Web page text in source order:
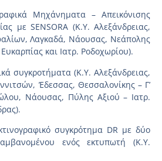
Μηχάνηματα – Απεικόνισης
με SENSORA (Κ.Υ. Αλεξάνδρειας,
Λαγκαδά, Νάουσας, Νεάπολης
και Ιατρ. Ροδοχωρίου).
συγκροτήματα (Κ.Υ. Αλεξάνδρειας,
Έδεσσας, Θεσσαλονίκης – Γ’
Νάουσας, Πύλης Αξιού – Ιατρ.
συγκρότημα DR με δύο
ενός εκτυπωτή (Κ.Υ.